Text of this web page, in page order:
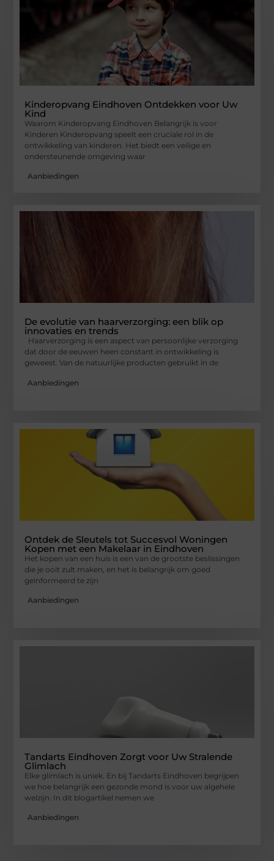
Kinderopvang Eindhoven Ontdekken voor Uw
Kind
Waarom Kinderopvang Eindhoven Belangrijk is voor
Kinderen Kinderopvang speelt een cruciale rol in de
ontwikkeling van kinderen. Het biedt een veilige en
ondersteunende omgeving waar
Aanbiedingen
De evolutie van haarverzorging: een blik op
innovaties en trends
Haarverzorging is een aspect van persoonlijke verzorging
dat door de eeuwen heen constant in ontwikkeling is
geweest. Van de natuurlijke producten gebruikt in de
Aanbiedingen
Ontdek de Sleutels tot Succesvol Woningen
Kopen met een Makelaar in Eindhoven
Het kopen van een huis is een van de grootste beslissingen
die je ooit zult maken, en het is belangrijk om goed
geïnformeerd te zijn
Aanbiedingen
Tandarts Eindhoven Zorgt voor Uw Stralende
Glimlach
Elke glimlach is uniek. En bij Tandarts Eindhoven begrijpen
we hoe belangrijk een gezonde mond is voor uw algehele
welzijn. In dit blogartikel nemen we
Aanbiedingen